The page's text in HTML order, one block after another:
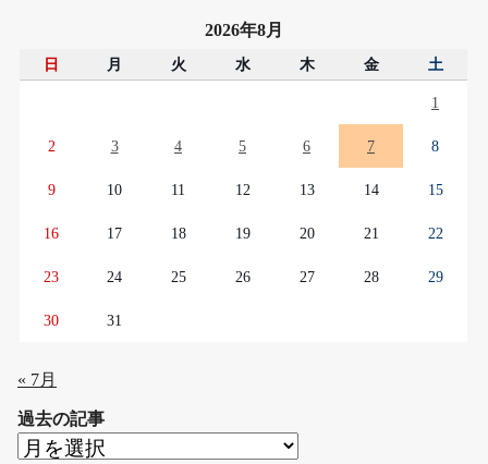
2026年8月
日 月 火 水 木 金 土
1
2 3 4 5 6 7 8
9 10 11 12 13 14 15
16 17 18 19 20 21 22
23 24 25 26 27 28 29
30 31
« 7月
過去の記事
過